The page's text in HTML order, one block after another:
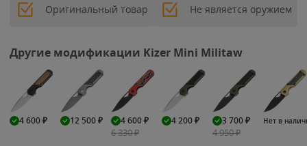
Оригинальный товар Не является оружием
Другие модификации Kizer Mini Militaw
4 600₽ 12 500₽ 4 600₽
6 330₽
4 200₽ 3 700₽
4 950₽
Нет в